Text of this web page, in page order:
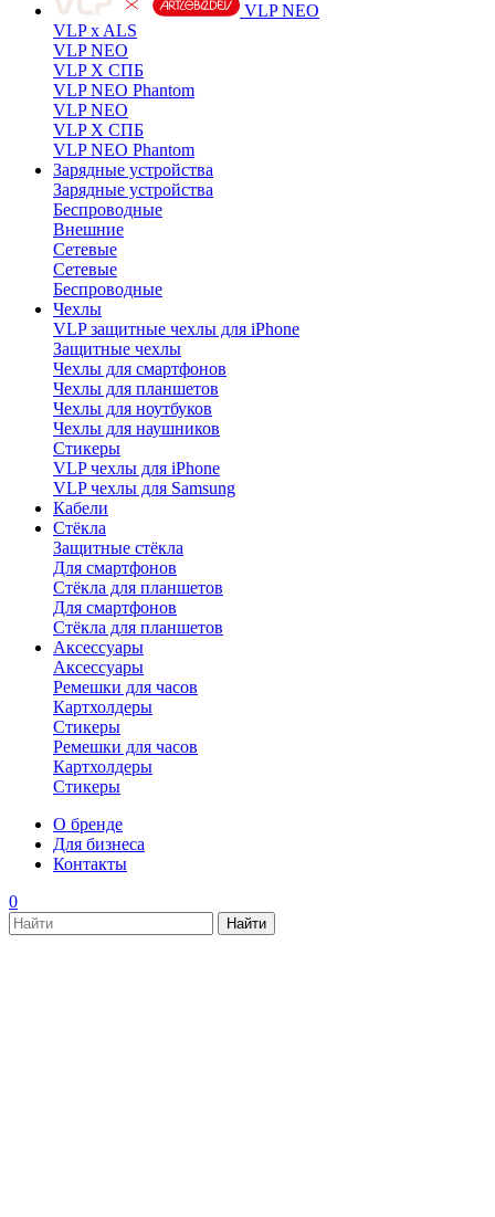
VLP NEO
VLP x ALS
VLP NEO
VLP X СПБ
VLP NEO Phantom
VLP NEO
VLP X СПБ
VLP NEO Phantom
Зарядные устройства
Зарядные устройства
Беспроводные
Внешние
Сетевые
Сетевые
Беспроводные
Чехлы
VLP защитные чехлы для iPhone
Защитные чехлы
Чехлы для смартфонов
Чехлы для планшетов
Чехлы для ноутбуков
Чехлы для наушников
Стикеры
VLP чехлы для iPhone
VLP чехлы для Samsung
Кабели
Стёкла
Защитные стёкла
Для смартфонов
Стёкла для планшетов
Для смартфонов
Стёкла для планшетов
Аксессуары
Аксессуары
Ремешки для часов
Картхолдеры
Стикеры
Ремешки для часов
Картхолдеры
Стикеры
О бренде
Для бизнеса
Контакты
0